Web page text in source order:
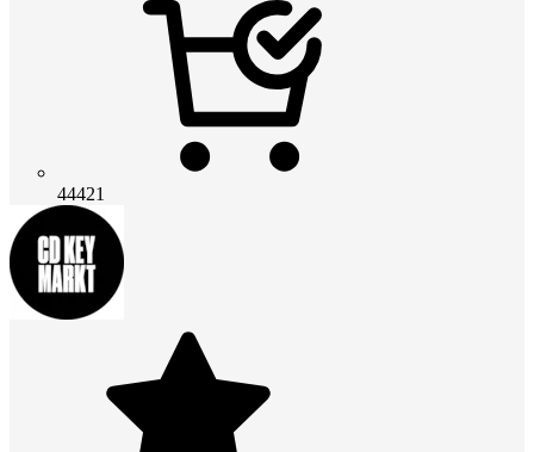
44421